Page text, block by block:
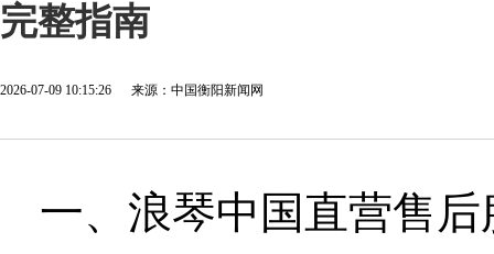
完整指南
2026-07-09 10:15:26 来源：中国衡阳新闻网
一、浪琴中国直营售